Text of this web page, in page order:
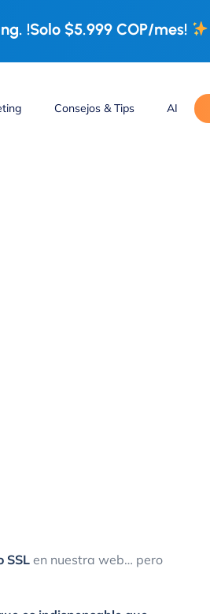
!Solo $5.999 COP/mes!
Consejos & Tips AI
SSL en nuestra web… pero